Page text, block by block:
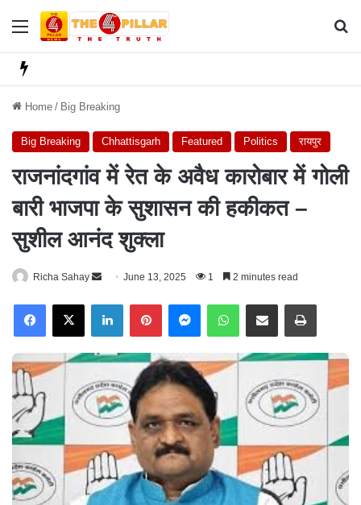
Menu
Home / Big Breaking
Big Breaking Chhattisgarh Featured Politics रायपुर
राजनांदगांव में रेत के अवैध कारोबार में गोली
बारी भाजपा के सुशासन की हकीकत –
सुशील आनंद शुक्ला
Richa Sahay
n
d
a
e
m
i
June 13, 2025 1 2 minutes read
X